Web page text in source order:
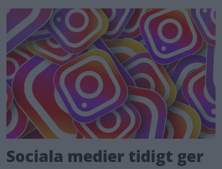
Sociala medier tidigt ger